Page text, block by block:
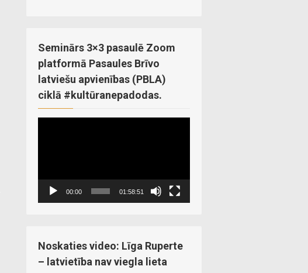
Seminārs 3×3 pasaulē Zoom
platformā Pasaules Brīvo
latviešu apvienības (PBLA)
ciklā #kultūranepadodas.
00:00 01:58:51
Noskaties video: Līga Ruperte
– latvietība nav viegla lieta